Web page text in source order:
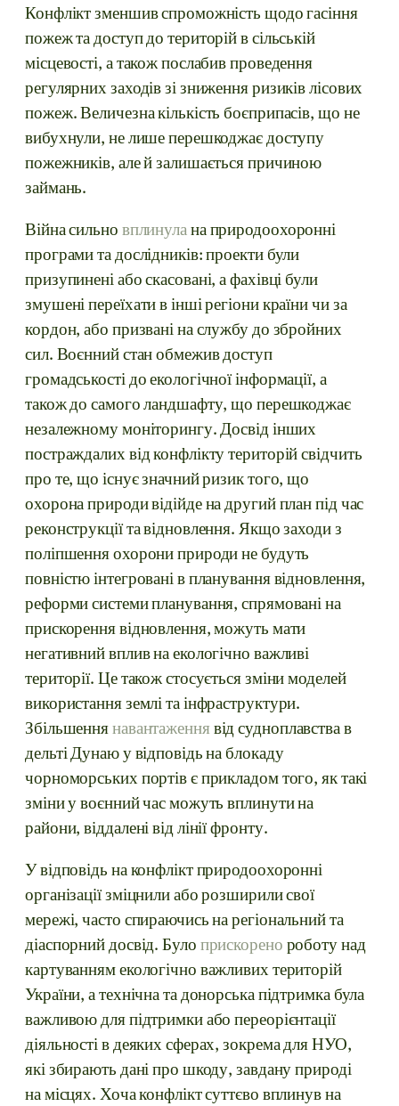
Конфлікт зменшив спроможність щодо гасіння
пожеж та доступ до територій в сільській
місцевості, а також послабив проведення
регулярних заходів зі зниження ризиків лісових
пожеж. Величезна кількість боєприпасів, що не
вибухнули, не лише перешкоджає доступу
пожежників, але й залишається причиною
займань.
Війна сильно вплинулана природоохоронні
програми та дослідників: проекти були
призупинені або скасовані, а фахівці були
змушені переїхати в інші регіони країни чи за
кордон, або призвані на службу до збройних
сил. Воєнний стан обмежив доступ
громадськості до екологічної інформації, а
також до самого ландшафту, що перешкоджає
незалежному моніторингу. Досвід інших
постраждалих від конфлікту територій свідчить
про те, що існує значний ризик того, що
охорона природи відійде на другий план під час
реконструкції та відновлення. Якщо заходи з
поліпшення охорони природи не будуть
повністю інтегровані в планування відновлення,
реформи системи планування, спрямовані на
прискорення відновлення, можуть мати
негативний вплив на екологічно важливі
території. Це також стосується зміни моделей
використання землі та інфраструктури.
Збільшення навантаження від судноплавства в
дельті Дунаю у відповідь на блокаду
чорноморських портів є прикладом того, як такі
зміни у воєнний час можуть вплинути на
райони, віддалені від лінії фронту.
У відповідь на конфлікт природоохоронні
організації зміцнили або розширили свої
мережі, часто спираючись на регіональний та
діаспорний досвід. Було прискорено роботу над
картуванням екологічно важливих територій
України, а технічна та донорська підтримка була
важливою для підтримки або переорієнтації
діяльності в деяких сферах, зокрема для НУО,
які збирають дані про шкоду, завдану природі
на місцях. Хоча конфлікт суттєво вплинув на